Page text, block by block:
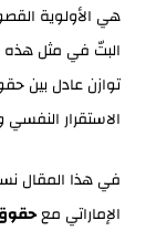
هي الأولوية
البتّ في مثل هذه
توازن عادل بين
الاستقرار النفسي
في هذا المقال
الإماراتي مع